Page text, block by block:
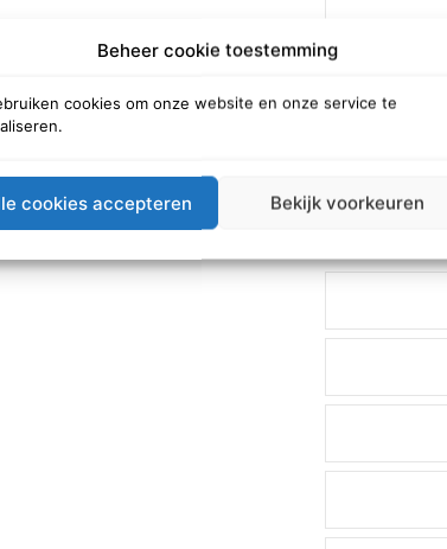
Beheer cookie toestemming
cookies om onze website en onze service te
cookies accepteren Bekijk voorkeuren